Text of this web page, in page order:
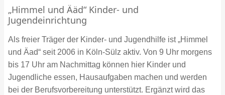
„Himmel und Ääd“ Kinder- und
Jugendeinrichtung
Als freier Träger der Kinder- und Jugendhilfe ist „Himmel
und Äad“ seit 2006 in Köln-Sülz aktiv. Von 9 Uhr morgens
bis 17 Uhr am Nachmittag können hier Kinder und
Jugendliche essen, Hausaufgaben machen und werden
bei der Berufsvorbereitung unterstützt. Ergänzt wird das